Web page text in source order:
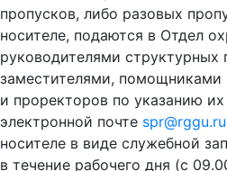
пропусков, либо разовых
носителе, подаются в Отдел
руководителями структурных
заместителями, помощниками
и проректоров по указанию
электронной почте spr@rggu.ru
носителе в виде служебной
в течение рабочего дня (с